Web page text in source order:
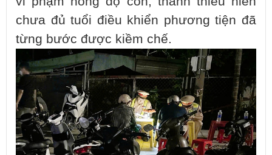
chưa đủ tuổi điều khiển phương tiện đã
từng bước được kiềm chế.